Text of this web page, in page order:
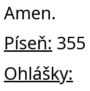
Amen.
Píseň: 355
Ohlášky: